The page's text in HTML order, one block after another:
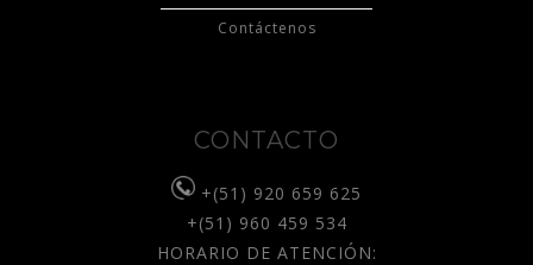
Contáctenos
CONTACTO
+(51) 920 659 625
+(51) 960 459 534
HORARIO DE ATENCIÓN: